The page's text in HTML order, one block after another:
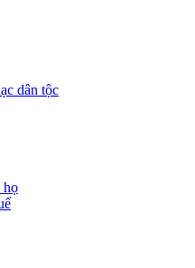
dân tộc
họ